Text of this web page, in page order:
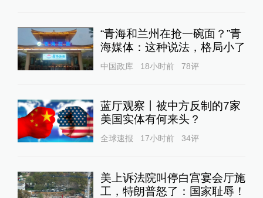
“青海和兰州在抢一碗面？”青
海媒体：这种说法，格局小了
中国政库 18小时前 78评
蓝厅观察丨被中方反制的7家
美国实体有何来头？
全球速报 17小时前 34评
美上诉法院叫停白宫宴会厅施
工，特朗普怒了：国家耻辱！